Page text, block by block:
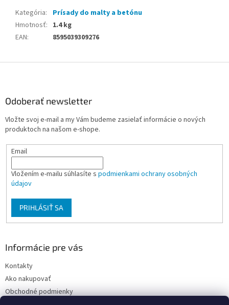
Kategória:
Prísady do malty a betónu
Hmotnosť: 1.4 kg
EAN: 8595039309276
Odoberať newsletter
Vložte svoj e-mail a my Vám budeme zasielať informácie o nových
produktoch na našom e-shope.
Email
Vložením e-mailu súhlasíte s podmienkami ochrany osobných
údajov
PRIHLÁSIŤ SA
Informácie pre vás
Kontakty
Ako nakupovať
Obchodné podmienky